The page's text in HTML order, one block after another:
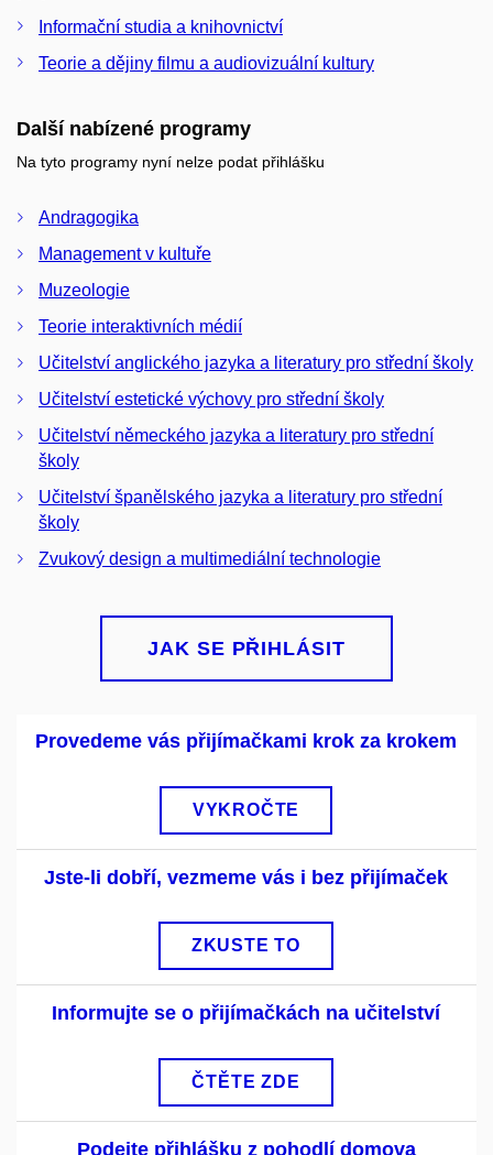
Informační studia a knihovnictví
Teorie a dějiny filmu a audiovizuální kultury
Další nabízené programy
Na tyto programy nyní nelze podat přihlášku
Andragogika
Management v kultuře
Muzeologie
Teorie interaktivních médií
Učitelství anglického jazyka a literatury pro střední školy
Učitelství estetické výchovy pro střední školy
Učitelství německého jazyka a literatury pro střední
školy
Učitelství španělského jazyka a literatury pro střední
školy
Zvukový design a multimediální technologie
JAK SE PŘIHLÁSIT
Provedeme vás přijímačkami krok za krokem
VYKROČTE
Jste-li dobří, vezmeme vás i bez přijímaček
ZKUSTE TO
Informujte se o přijímačkách na učitelství
ČTĚTE ZDE
Podejte přihlášku z pohodlí domova